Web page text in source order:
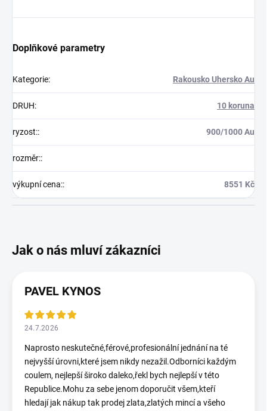
Doplňkové parametry
Kategorie: Rakousko Uhersko Au
DRUH: 10 koruna
ryzost:: 900/1000 Au
rozměr::
výkupní cena:: 8551 Kč
PAVEL KYNOS
24.7.2026
Naprosto neskutečné,férové,profesionální jednání na té
nejvyšší úrovni,které jsem nikdy nezažil.Odborníci každým
coulem, nejlepší široko daleko,řekl bych nejlepší v této
Republice.Mohu za sebe jenom doporučit všem,kteří
hledají jak nákup tak prodej zlata,zlatých mincí a všeho